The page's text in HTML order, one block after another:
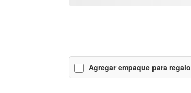
Agregar empaque para regalo